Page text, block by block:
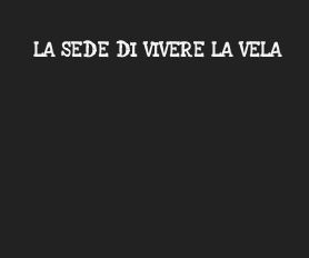
LA SEDE DI VIVERE LA VELA